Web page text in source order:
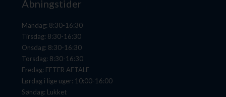
Åbningstider
Mandag: 8:30-16:30
Tirsdag: 8:30-16:30
Onsdag: 8:30-16:30
Torsdag: 8:30-16:30
Fredag: EFTER AFTALE
Lørdag i lige uger: 10:00-16:00
Søndag: Lukket